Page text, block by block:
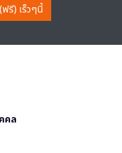
รี) เร็วๆนี้
คล